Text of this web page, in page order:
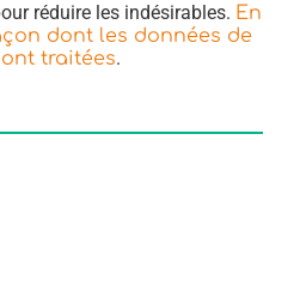
réduire les indésirables. En
dont les données de
traitées.